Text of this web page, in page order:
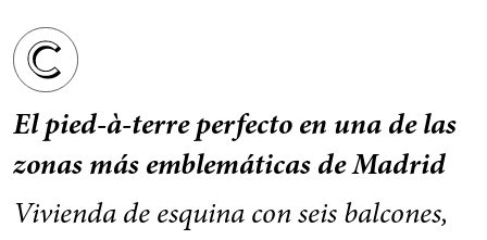
El pied-à-terre perfecto en una de las
zonas más emblemáticas de Madrid
Vivienda de esquina con seis balcones,